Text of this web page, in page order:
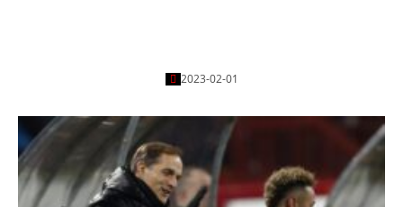
2023-02-01